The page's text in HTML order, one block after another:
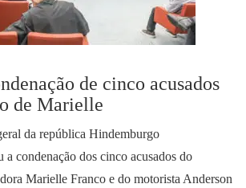
de cinco acusados
de Marielle
da república Hindemburgo
a condenação dos cinco acusados do
Marielle Franco e do motorista Anderson